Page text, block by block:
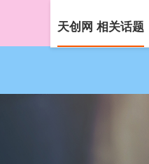
天创网 相关话题